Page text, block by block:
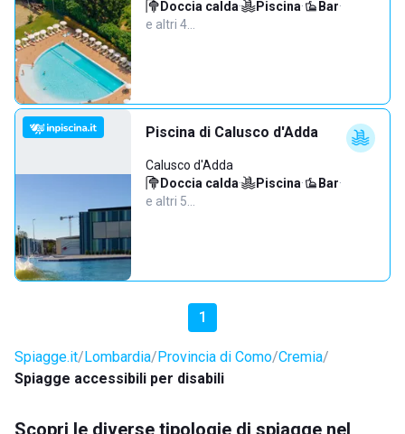
Doccia calda· Piscina· Bar·
e altri 4…
Piscina di Calusco d'Adda
Calusco d'Adda
Doccia calda· Piscina· Bar·
e altri 5…
1
Spiagge.it Lombardia Provincia di Como Cremia
Spiagge accessibili per disabili
Scopri le diverse tipologie di spiagge nel